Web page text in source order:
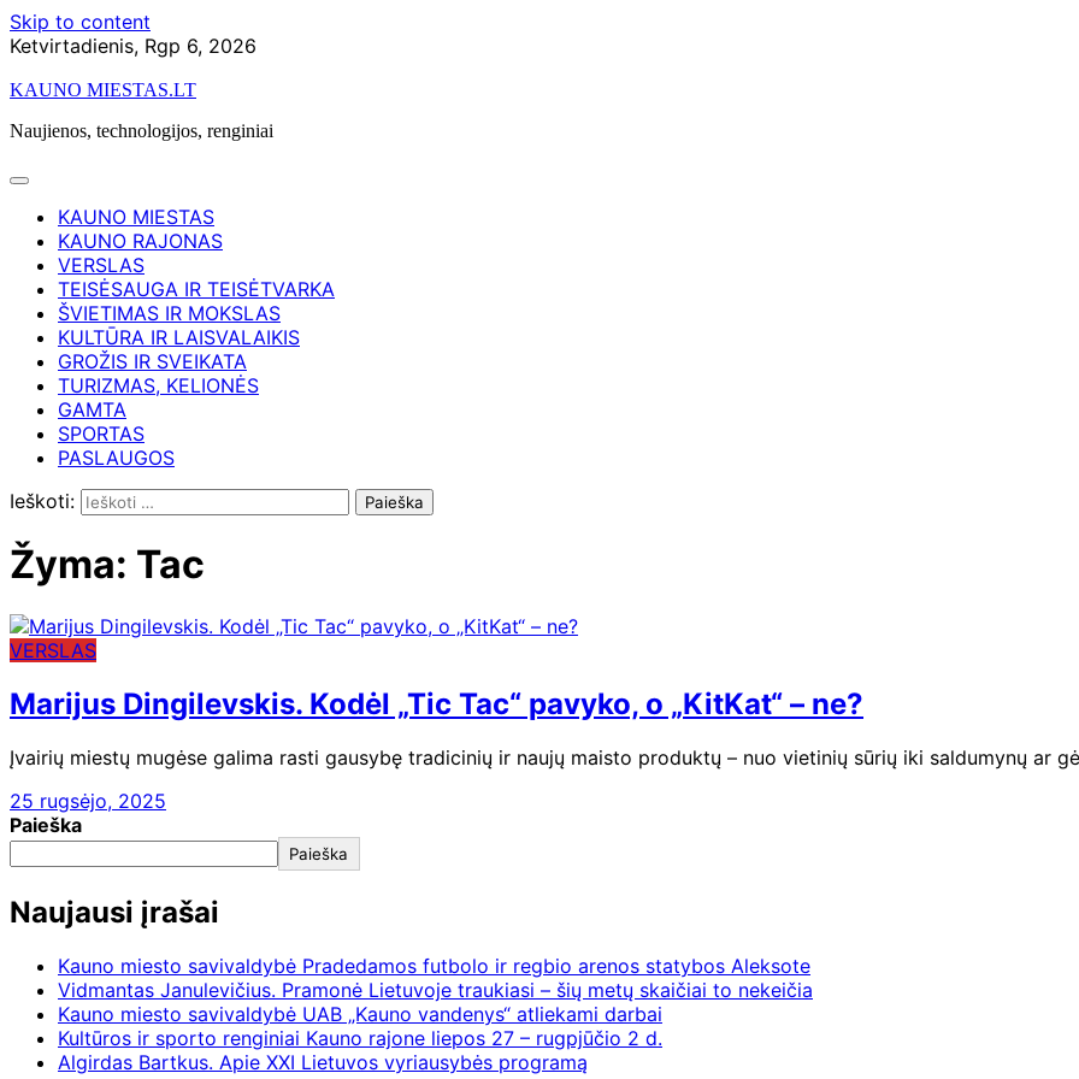
Skip to content
Ketvirtadienis, Rgp 6, 2026
KAUNO MIESTAS.LT
Naujienos, technologijos, renginiai
KAUNO MIESTAS
KAUNO RAJONAS
VERSLAS
TEISĖSAUGA IR TEISĖTVARKA
ŠVIETIMAS IR MOKSLAS
KULTŪRA IR LAISVALAIKIS
GROŽIS IR SVEIKATA
TURIZMAS, KELIONĖS
GAMTA
SPORTAS
PASLAUGOS
Ieškoti:
Žyma: Tac
VERSLAS
Marijus Dingilevskis. Kodėl „Tic Tac“ pavyko, o „KitKat“ – ne?
Įvairių miestų mugėse galima rasti gausybę tradicinių ir naujų maisto produktų – nuo vietinių sūrių iki saldumynų ar
25 rugsėjo, 2025
Paieška
Paieška
Naujausi įrašai
Kauno miesto savivaldybė Pradedamos futbolo ir regbio arenos statybos Aleksote
Vidmantas Janulevičius. Pramonė Lietuvoje traukiasi – šių metų skaičiai to nekeičia
Kauno miesto savivaldybė UAB „Kauno vandenys“ atliekami darbai
Kultūros ir sporto renginiai Kauno rajone liepos 27 – rugpjūčio 2 d.
Algirdas Bartkus. Apie XXI Lietuvos vyriausybės programą